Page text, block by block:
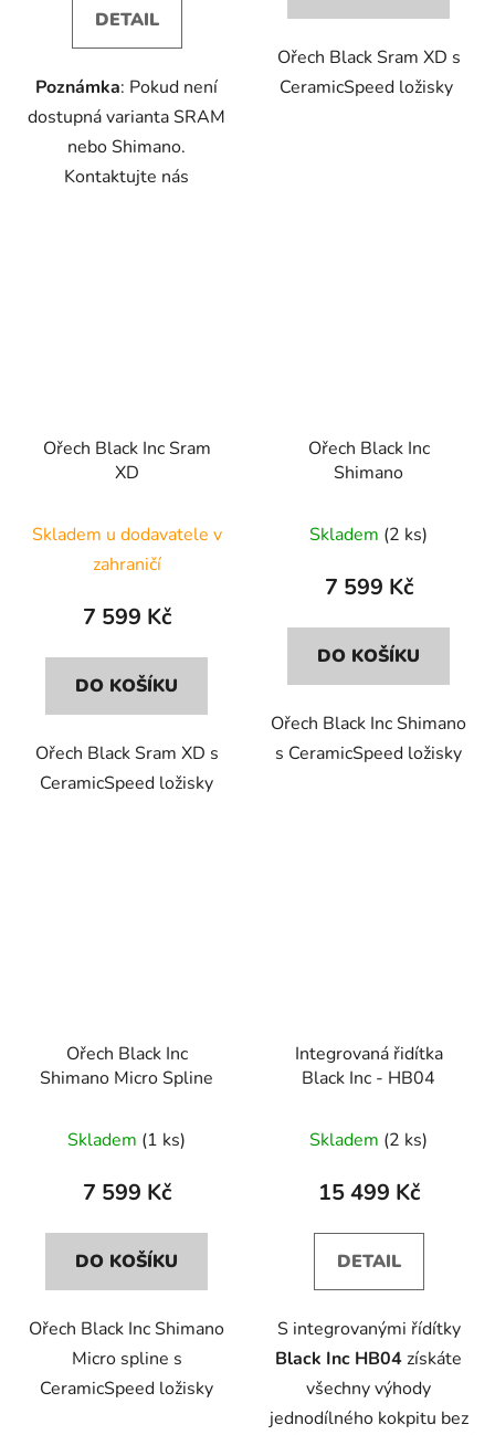
DETAIL
Poznámka: Pokud není
dostupná varianta SRAM
nebo Shimano.
Kontaktujte nás
Ořech Black Sram XD s
CeramicSpeed ložisky
Ořech Black Inc Sram
XD
Skladem u dodavatele v
zahraničí
7 599 Kč
DO KOŠÍKU
Ořech Black Sram XD s
CeramicSpeed ložisky
Ořech Black Inc
Shimano
Skladem (2 ks)
7 599 Kč
DO KOŠÍKU
Ořech Black Inc Shimano
s CeramicSpeed ložisky
Ořech Black Inc
Shimano Micro Spline
Skladem (1 ks)
7 599 Kč
DO KOŠÍKU
Ořech Black Inc Shimano
Micro spline s
CeramicSpeed ložisky
Integrovaná řidítka
Black Inc - HB04
Skladem (2 ks)
15 499 Kč
DETAIL
S integrovanými řídítky
Black Inc HB04získáte
všechny výhody
jednodílného kokpitu bez